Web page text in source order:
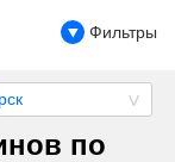
Фильтры
по